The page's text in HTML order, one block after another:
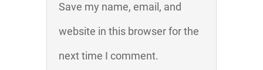
Save my name, email, and
website in this browser for the
next time I comment.